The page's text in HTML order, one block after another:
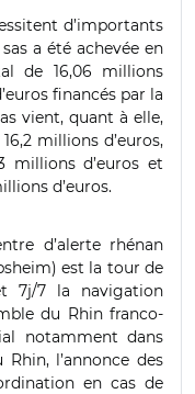
d’importants
a été achevée en
de 16,06 millions
financés par la
vient, quant à elle,
millions d’euros,
millions d’euros et
d’euros.
d’alerte rhénan
est la tour de
7j/7 la navigation
du Rhin franco-
notamment dans
l’annonce des
en cas de